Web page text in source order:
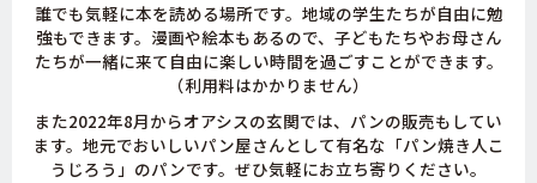
誰でも気軽に本を読める場所です。地域の学生たちが自由に勉
強もできます。漫画や絵本もあるので、子どもたちやお母さん
たちが一緒に来て自由に楽しい時間を過ごすことができます。
（利用料はかかりません）
また2022年8月からオアシスの玄関では、パンの販売もしてい
ます。地元でおいしいパン屋さんとして有名な「パン焼き人こ
うじろう」のパンです。ぜひ気軽にお立ち寄りください。